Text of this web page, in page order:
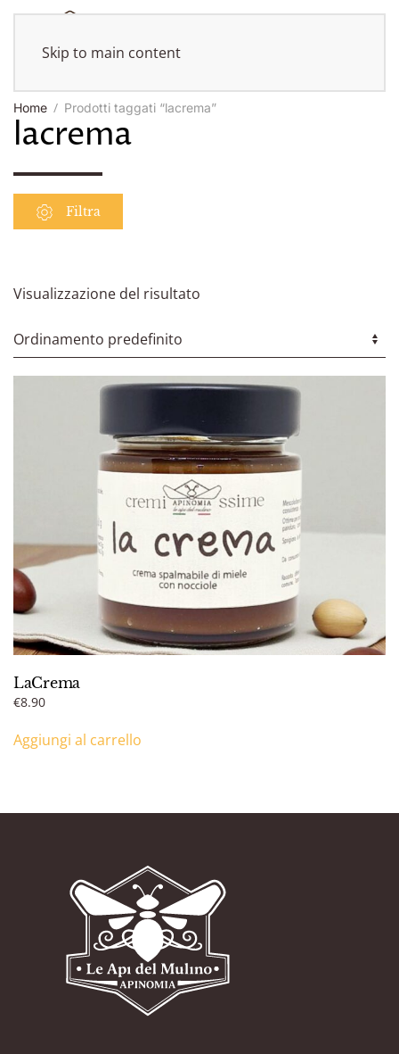
Skip to main content
Home Prodotti taggati “lacrema”
lacrema
Filtra
Visualizzazione del risultato
LaCrema
€8.90
Aggiungi al carrello